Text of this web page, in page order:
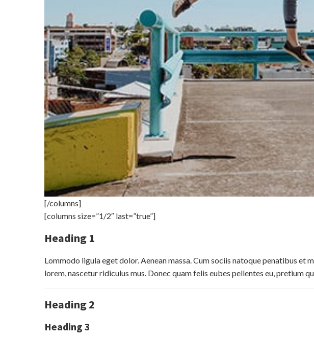
[/columns]
[columns size=”1/2″ last=”true”]
Heading 1
Lommodo ligula eget dolor. Aenean massa. Cum sociis natoque penatibus et
lorem, nascetur ridiculus mus. Donec quam felis eubes pellentes eu, pretium
Heading 2
Heading 3